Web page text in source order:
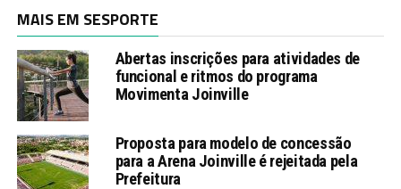
MAIS EM SESPORTE
Abertas inscrições para atividades de
funcional e ritmos do programa
Movimenta Joinville
Proposta para modelo de concessão
para a Arena Joinville é rejeitada pela
Prefeitura